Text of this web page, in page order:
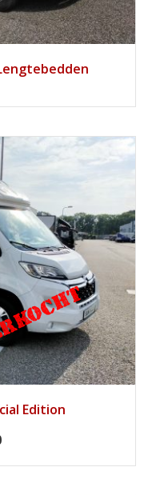
Edition